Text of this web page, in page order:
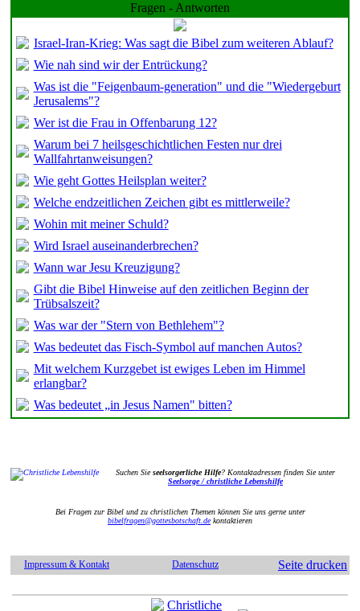
Fragen - Antworten
Israel-Iran-Krieg: Was sagt die Bibel zum weiteren Ablauf?
Wie nah sind wir der Entrückung?
Was ist die "Feigenbaum-generation" und die "Wiedergeburt
Jerusalems"?
Wer ist die Frau in Offenbarung 12?
Warum bei 7 heilsgeschichtlichen Festen nur drei
Wallfahrtanweisungen?
Wie geht Gottes Heilsplan weiter?
Welche endzeitlichen Zeichen gibt es mittlerweile?
Wohin mit meiner Schuld?
Wird Israel auseinanderbrechen?
Wann war Jesu Kreuzigung?
Gibt die Bibel Hinweise auf den zeitlichen Beginn der
Trübsalszeit?
Was war der "Stern von Bethlehem"?
Was bedeutet das Fisch-Symbol auf manchen Autos?
Mit welchem Kurzgebet ist ewiges Leben im Himmel
erlangbar?
Was bedeutet „in Jesus Namen" bitten?
Suchen Sieseelsorgerliche Hilfe? Kontaktadressen finden Sie unter
Seelsorge / christliche Lebenshilfe
Bei Fragen zur Bibel und zu christlichen Themen können Sie uns gerne unter
bibelfragen@gottesbotschaft.dekontaktieren
Impressum & Kontakt Datenschutz Seite drucken